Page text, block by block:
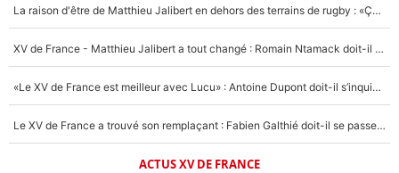
La raison d'être de Matthieu Jalibert en dehors des terrains de rugby : «Ça m'atteint autant que si tu touches à un membre de ma famille»
XV de France - Matthieu Jalibert a tout changé : Romain Ntamack doit-il s’inquiéter pour sa place à un an de la Coupe du monde ?
«Le XV de France est meilleur avec Lucu» : Antoine Dupont doit-il s’inquiéter pour sa place ?
Le XV de France a trouvé son remplaçant : Fabien Galthié doit-il se passer d'Antoine Dupont ?
ACTUS XV DE FRANCE